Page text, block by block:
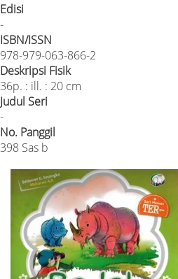
Edisi
-
ISBN/ISSN
978-979-063-866-2
Deskripsi Fisik
36p. : ill. : 20 cm
Judul Seri
-
No. Panggil
398 Sas b